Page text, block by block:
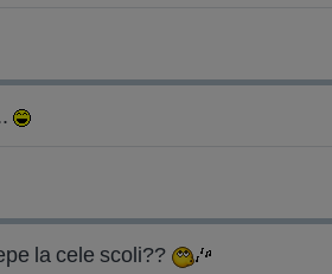
la cele scoli??